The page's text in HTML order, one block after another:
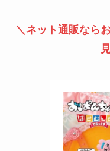
＼ネット通販なら